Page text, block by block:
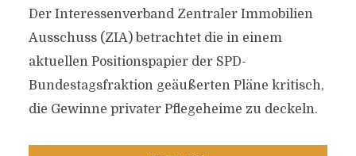
Der Interessenverband Zentraler Immobilien
Ausschuss (ZIA) betrachtet die in einem
aktuellen Positionspapier der SPD-
Bundestagsfraktion geäußerten Pläne kritisch,
die Gewinne privater Pflegeheime zu deckeln.